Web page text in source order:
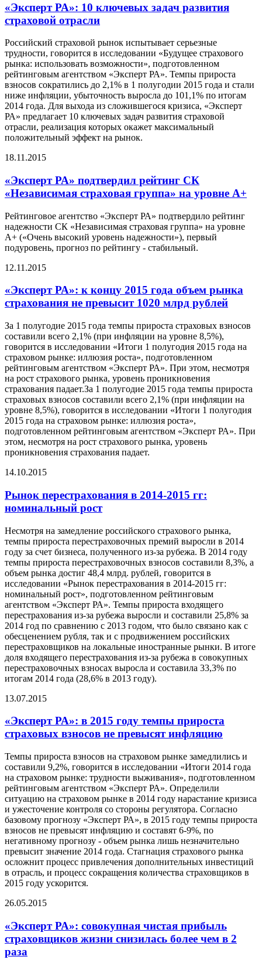
«Эксперт РА»: 10 ключевых задач развития
страховой отрасли
Российский страховой рынок испытывает серьезные
трудности, говорится в исследовании «Будущее страхового
рынка: использовать возможности», подготовленном
рейтинговым агентством «Эксперт РА». Темпы прироста
взносов сократились до 2,1% в 1 полугодии 2015 года и стали
ниже инфляции, убыточность выросла до 101,1% по итогам
2014 года. Для выхода из сложившегося кризиса, «Эксперт
РА» предлагает 10 ключевых задач развития страховой
отрасли, реализация которых окажет максимальный
положительный эффект на рынок.
18.11.2015
«Эксперт РА» подтвердил рейтинг СК
«Независимая страховая группа» на уровне А+
Рейтинговое агентство «Эксперт РА» подтвердило рейтинг
надежности СК «Независимая страховая группа» на уровне
А+ («Очень высокий уровень надежности»), первый
подуровень, прогноз по рейтингу - стабильный.
12.11.2015
«Эксперт РА»: к концу 2015 года объем рынка
страхования не превысит 1020 млрд рублей
За 1 полугодие 2015 года темпы прироста страховых взносов
составили всего 2,1% (при инфляции на уровне 8,5%),
говорится в исследовании «Итоги 1 полугодия 2015 года на
страховом рынке: иллюзия роста», подготовленном
рейтинговым агентством «Эксперт РА». При этом, несмотря
на рост страхового рынка, уровень проникновения
страхования падает.За 1 полугодие 2015 года темпы прироста
страховых взносов составили всего 2,1% (при инфляции на
уровне 8,5%), говорится в исследовании «Итоги 1 полугодия
2015 года на страховом рынке: иллюзия роста»,
подготовленном рейтинговым агентством «Эксперт РА». При
этом, несмотря на рост страхового рынка, уровень
проникновения страхования падает.
14.10.2015
Рынок перестрахования в 2014-2015 гг:
номинальный рост
Несмотря на замедление российского страхового рынка,
темпы прироста перестраховочных премий выросли в 2014
году за счет бизнеса, полученного из-за рубежа. В 2014 году
темпы прироста перестраховочных взносов составили 8,3%, а
объем рынка достиг 48,4 млрд. рублей, говорится в
исследовании «Рынок перестрахования в 2014-2015 гг:
номинальный рост», подготовленном рейтинговым
агентством «Эксперт РА». Темпы прироста входящего
перестрахования из-за рубежа выросли и составили 25,8% за
2014 год по сравнению с 2013 годом, что было связано как с
обесценением рубля, так и с продвижением российских
перестраховщиков на локальные иностранные рынки. В итоге
доля входящего перестрахования из-за рубежа в совокупных
перестраховочных взносах выросла и составила 33,3% по
итогам 2014 года (28,6% в 2013 году).
13.07.2015
«Эксперт РА»: в 2015 году темпы прироста
страховых взносов не превысят инфляцию
Темпы прироста взносов на страховом рынке замедлились и
составили 9,2%, говорится в исследовании «Итоги 2014 года
на страховом рынке: трудности выживания», подготовленном
рейтинговым агентством «Эксперт РА». Определили
ситуацию на страховом рынке в 2014 году нарастание кризиса
и ужесточение контроля со стороны регулятора. Согласно
базовому прогнозу «Эксперт РА», в 2015 году темпы прироста
взносов не превысят инфляцию и составят 6-9%, по
негативному прогнозу - объем рынка лишь незначительно
превысит значение 2014 года. Стагнация страхового рынка
осложнит процесс привлечения дополнительных инвестиций
в отрасль, и процесс сокращения количества страховщиков в
2015 году ускорится.
26.05.2015
«Эксперт РА»: совокупная чистая прибыль
страховщиков жизни снизилась более чем в 2
раза